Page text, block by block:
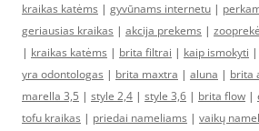
kraikas katėms | gyvūnams internetu |
geriausias kraikas | akcija prekems |
| kraikas katėms | brita filtrai | kaip ismokyti |
yra odontologas | brita maxtra | aluna | brita
marella 3,5 | style 2,4 | style 3,6 | brita flow |
tofu kraikas | priedai nameliams | vaikų